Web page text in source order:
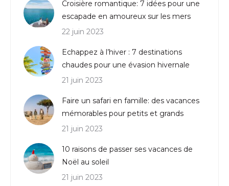
Croisière romantique: 7 idées pour une
escapade en amoureux sur les mers
22 juin 2023
Echappez à l’hiver : 7 destinations
chaudes pour une évasion hivernale
21 juin 2023
Faire un safari en famille: des vacances
mémorables pour petits et grands
21 juin 2023
10 raisons de passer ses vacances de
Noël au soleil
21 juin 2023